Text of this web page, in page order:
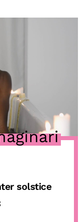
solstice